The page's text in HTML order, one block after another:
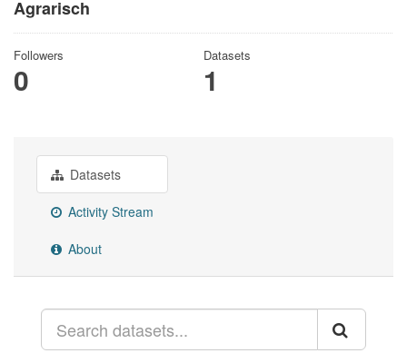
Agrarisch
Followers
0
Datasets
1
Datasets
Activity Stream
About